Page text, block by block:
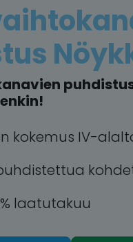
kokemus IV-
% laatutakuu